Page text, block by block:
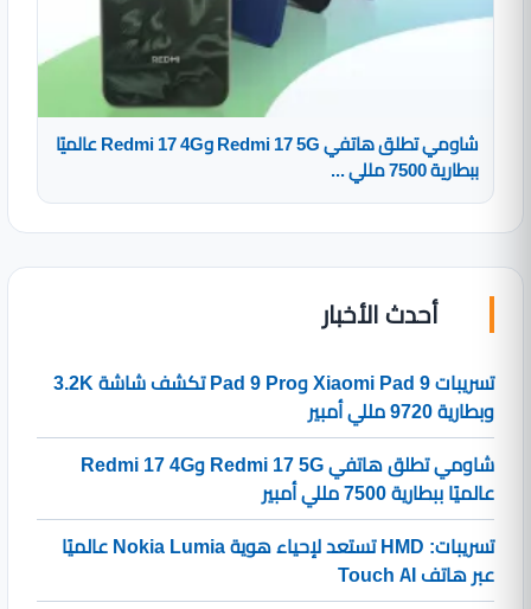
شاومي تطلق هاتفي Redmi 17 5G وRedmi 17 4G عالميًا
ببطارية 7500 مللي ...
أحدث الأخبار
تسريبات Xiaomi Pad 9 وPad 9 Pro تكشف شاشة 3.2K
وبطارية 9720 مللي أمبير
شاومي تطلق هاتفي Redmi 17 5G وRedmi 17 4G
عالميًا ببطارية 7500 مللي أمبير
تسريبات: HMD تستعد لإحياء هوية Nokia Lumia عالميًا
عبر هاتف Touch AI